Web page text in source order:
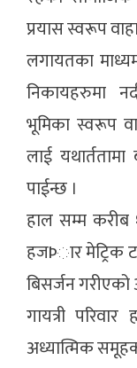
प्रयास स्वरूप
लगायतका
निकायहरुमा
भूमिका स्वरूप
लाई
पाईन्छ ।
हाल सम्म
हजÞार मेट्रिक
बिसर्जन
गायत्री
अध्यात्मिक